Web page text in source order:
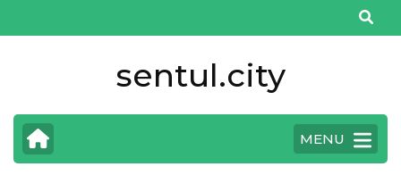
ke
Enter)
sentul.city
MENU